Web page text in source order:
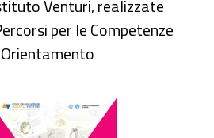
Venturi, realizzate
per le Competenze